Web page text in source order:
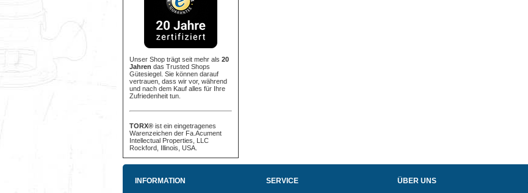
Unser Shop trägt seit mehr als 20
Jahren das Trusted Shops
Gütesiegel. Sie können darauf
vertrauen, dass wir vor, während
und nach dem Kauf alles für Ihre
Zufriedenheit tun.
TORX® ist ein eingetragenes
Warenzeichen der Fa.Acument
Intellectual Properties, LLC
Rockford, Illinois, USA.
INFORMATION SERVICE ÜBER UNS